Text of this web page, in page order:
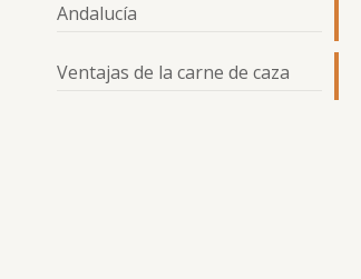
Andalucía
Ventajas de la carne de caza